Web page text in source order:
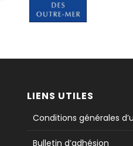
LIENS UTILES
Conditions générales
Bulletin d’adhésion